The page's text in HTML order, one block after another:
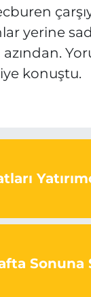
yerine
konuştu.
Sonuna